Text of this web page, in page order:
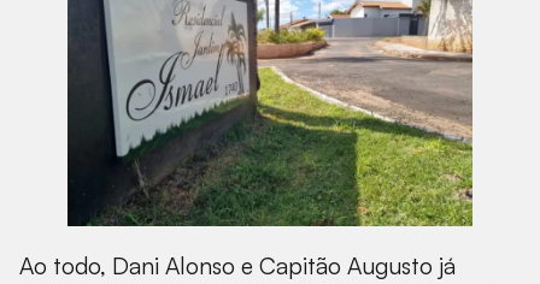
Ao todo, Dani Alonso e Capitão Augusto já